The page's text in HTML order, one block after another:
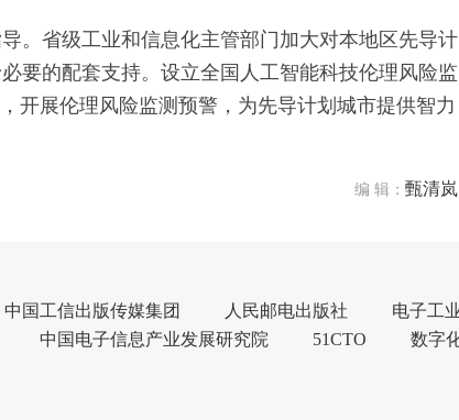
。省级工业和信息化主管部门加大对本地区先导计
要的配套支持。设立全国人工智能科技伦理风险监
开展伦理风险监测预警，为先导计划城市提供智力
编 辑： 甄清岚